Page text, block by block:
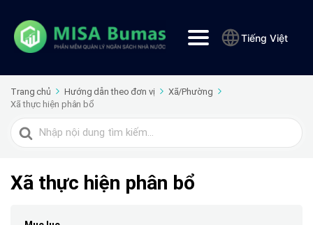
Tiếng Việt
Trang chủ Hướng dẫn theo đơn vị
Xã/Phường
Xã thực hiện phân bổ
Tìm
kiếm
Xã thực hiện phân bổ